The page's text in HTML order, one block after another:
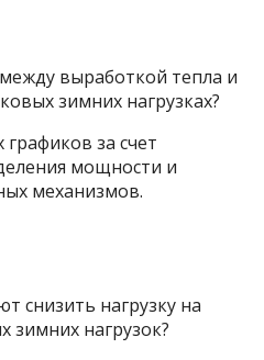
выработкой тепла и
зимних нагрузках?
за счет
мощности и
механизмов.
снизить нагрузку на
нагрузок?